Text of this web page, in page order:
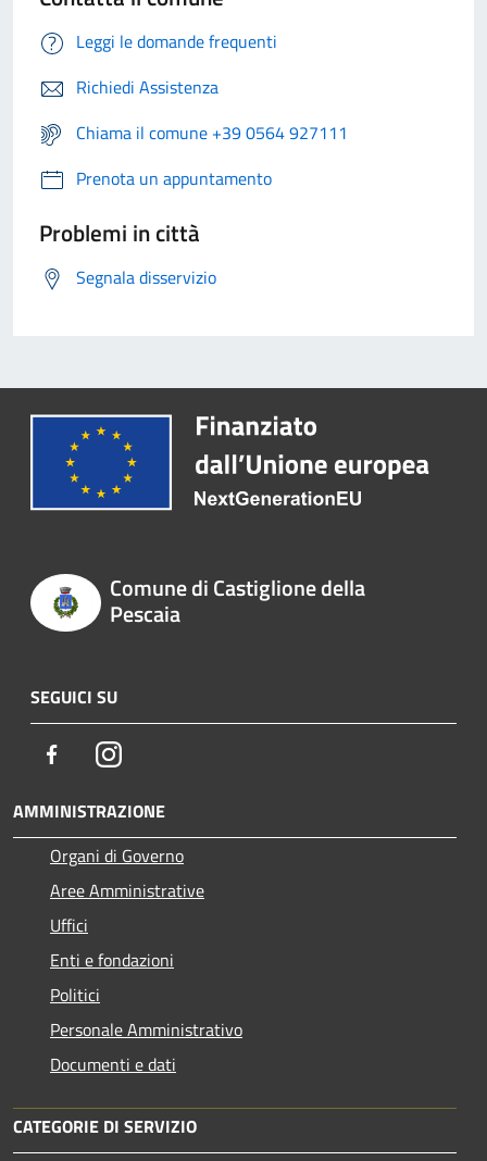
Leggi le domande frequenti
Richiedi Assistenza
Chiama il comune +39 0564 927111
Prenota un appuntamento
Problemi in città
Segnala disservizio
Comune di Castiglione della
Pescaia
SEGUICI SU
FacebookInstagram
AMMINISTRAZIONE
Organi di Governo
Aree Amministrative
Uffici
Enti e fondazioni
Politici
Personale Amministrativo
Documenti e dati
CATEGORIE DI SERVIZIO